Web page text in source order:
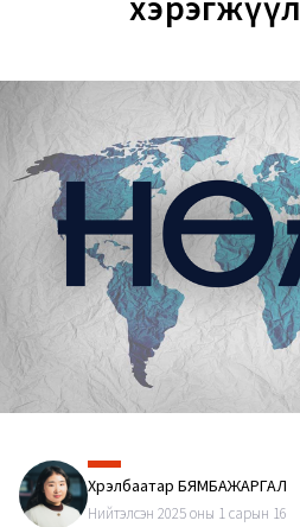
Хүрэлбаатар БЯМБАЖАРГАЛ
Нийтэлсэн 2025 оны 1 сарын 16